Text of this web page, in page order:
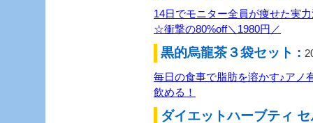
14日でモニター全員が痩せた実
☆衝撃の80%off＼1980円／
黒的烏龍茶３袋セット :
毎日の食事で脂肪を溶かす♪ア
飲める！
ダイエットハーブティ